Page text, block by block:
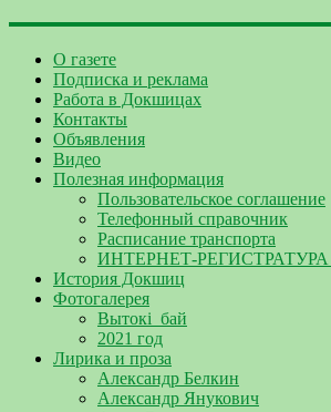
О газете
Подписка и реклама
Работа в Докшицах
Контакты
Объявления
Видео
Полезная информация
Пользовательское соглашение
Телефонный справочник
Расписание транспорта
ИНТЕРНЕТ-РЕГИСТРАТУРА
История Докшиц
Фотогалерея
Вытокі_бай
2021 год
Лирика и проза
Александр Белкин
Александр Янукович